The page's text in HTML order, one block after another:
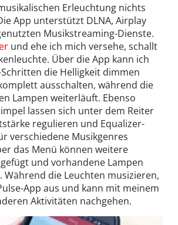
Erleuchtung nichts
App unterstützt DLNA, Airplay
Musikstreaming-Dienste.
und ehe ich mich versehe, schallt
Über die App kann ich
die Helligkeit dimmen
ausschalten, während die
Lampen weiterläuft. Ebenso
lassen sich unter dem Reiter
regulieren und Equalizer-
verschiedene Musikgenres
das Menü können weitere
und vorhandene Lampen
Während die Leuchten musizieren,
App aus und kann mit meinem
Aktivitäten nachgehen.